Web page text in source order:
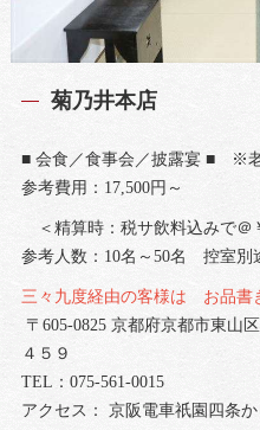
菊乃井本店
■ 会食／食事会／披露宴 ■ ※
参考費用：17,500円～
＜精算時：税サ飲料込みで＠
参考人数：10名～50名 控室別
三々九度経由の客様は お品
〒605-0825 京都府京都市東山
４５９
TEL：075-561-0015
アクセス： 京阪電車祇園四条